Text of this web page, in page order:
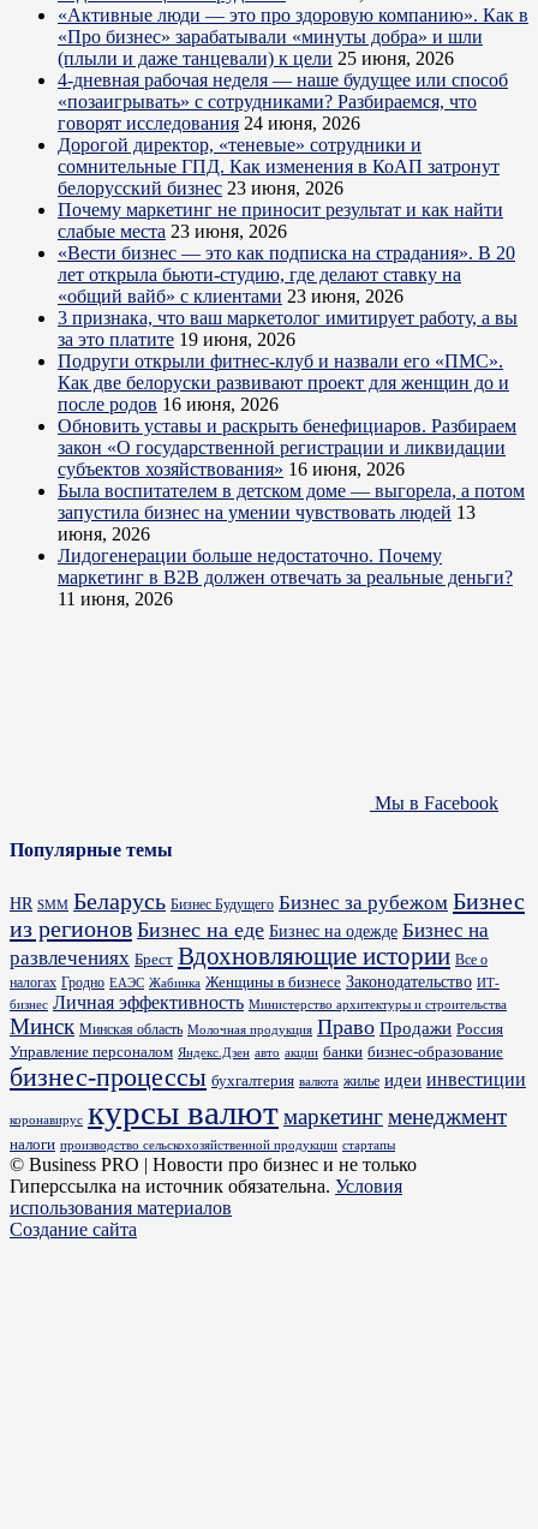
«Активные люди — это про здоровую компанию». Как в
«Про бизнес» зарабатывали «минуты добра» и шли
(плыли и даже танцевали) к цели 25 июня, 2026
4-дневная рабочая неделя — наше будущее или способ
«позаигрывать» с сотрудниками? Разбираемся, что
говорят исследования 24 июня, 2026
Дорогой директор, «теневые» сотрудники и
сомнительные ГПД. Как изменения в КоАП затронут
белорусский бизнес 23 июня, 2026
Почему маркетинг не приносит результат и как найти
слабые места 23 июня, 2026
«Вести бизнес — это как подписка на страдания». В 20
лет открыла бьюти-студию, где делают ставку на
«общий вайб» с клиентами 23 июня, 2026
3 признака, что ваш маркетолог имитирует работу, а вы
за это платите 19 июня, 2026
Подруги открыли фитнес-клуб и назвали его «ПМС».
Как две белоруски развивают проект для женщин до и
после родов 16 июня, 2026
Обновить уставы и раскрыть бенефициаров. Разбираем
закон «О государственной регистрации и ликвидации
субъектов хозяйствования» 16 июня, 2026
Была воспитателем в детском доме — выгорела, а потом
запустила бизнес на умении чувствовать людей 13
июня, 2026
Лидогенерации больше недостаточно. Почему
маркетинг в B2B должен отвечать за реальные деньги?
11 июня, 2026
Мы в Facebook
Популярные темы
HR SMM Беларусь Бизнес Будущего Бизнес за рубежом Бизнес
из регионов Бизнес на еде Бизнес на одежде Бизнес на
развлечениях Брест Вдохновляющие истории Все о
налогах Гродно ЕАЭС Жабинка Женщины в бизнесе Законодательство ИТ-
бизнес Личная эффективность Министерство архитектуры и строительства
Минск Минская область Молочная продукция Право Продажи Россия
Управление персоналом Яндекс.Дзен авто акции банки бизнес-образование
бизнес-процессы бухгалтерия валюта жилье идеи инвестиции
коронавирус курсы валютмаркетингменеджмент
налоги производство сельскохозяйственной продукции стартапы
© Business PRO | Новости про бизнес и не только
Гиперссылка на источник обязательна. Условия
использования материалов
Создание сайта